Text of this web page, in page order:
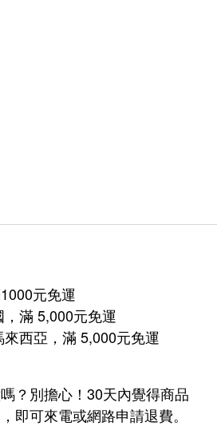
元免運
滿 5,000元免運
來西亞，滿 5,000元免運
？別擔心！30天內覺得商品
即可來電或網路申請退費。